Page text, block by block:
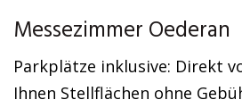
Messezimmer Oederan
Parkplätze inklusive: Direkt
Ihnen Stellflächen ohne